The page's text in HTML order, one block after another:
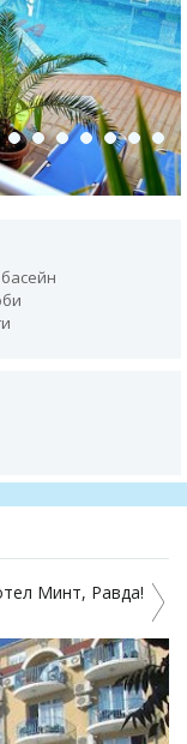
Минт, Равда!